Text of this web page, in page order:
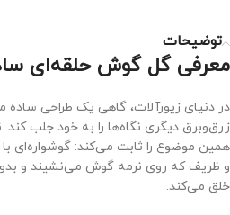
توضیحات
معرفی گل گوش حلقه‌ای
در دنیای زیورآلات، گاهی یک طراحی ساده
زرق‌وبرق دیگری نگاه‌ها را به خود جلب
همین موضوع را ثابت می‌کند: گوشواره‌ای با
و ظریف که روی نرمه گوش می‌نشیند و
خلق می‌کند.